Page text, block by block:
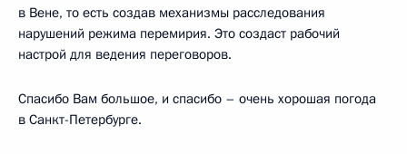
в Вене, то есть создав механизмы расследования
нарушений режима перемирия. Это создаст рабочий
настрой для ведения переговоров.
Спасибо Вам большое, и спасибо – очень хорошая погода
в Санкт-Петербурге.